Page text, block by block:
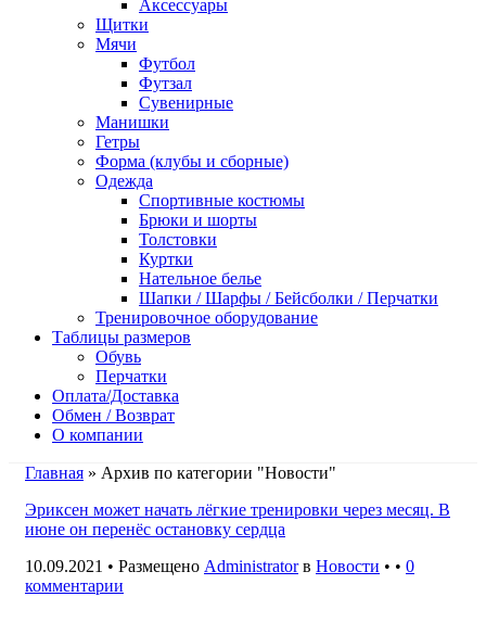
Аксессуары
Щитки
Мячи
Футбол
Футзал
Сувенирные
Манишки
Гетры
Форма (клубы и сборные)
Одежда
Спортивные костюмы
Брюки и шорты
Толстовки
Куртки
Нательное белье
Шапки / Шарфы / Бейсболки / Перчатки
Тренировочное оборудование
Таблицы размеров
Обувь
Перчатки
Оплата/Доставка
Обмен / Возврат
О компании
Главная » Архив по категории "Новости"
Эриксен может начать лёгкие тренировки через месяц. В
июне он перенёс остановку сердца
10.09.2021 • Размещено Administratorв Новости • • 0
комментарии